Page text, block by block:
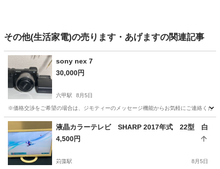
その他(生活家電)の売ります・あげますの関連記事
sony nex 7
30,000円
六甲駅 8月5日
※価格交渉をご希望の場合は、ジモティーのメッセージ機能からお気軽にご連絡くだ
兵庫 神戸市 六甲駅
液晶カラーテレビ SHARP 2017年式 22型 白
4,500円
苅藻駅 8月5日